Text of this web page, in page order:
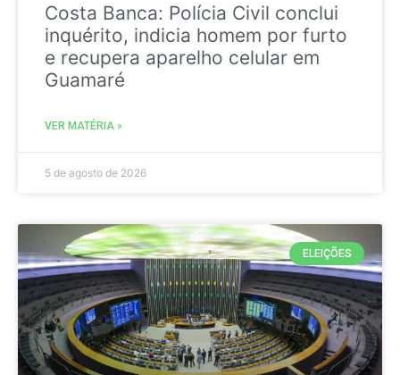
Costa Banca: Polícia Civil conclui
inquérito, indicia homem por furto
e recupera aparelho celular em
Guamaré
VER MATÉRIA »
5 de agosto de 2026
ELEIÇÕES